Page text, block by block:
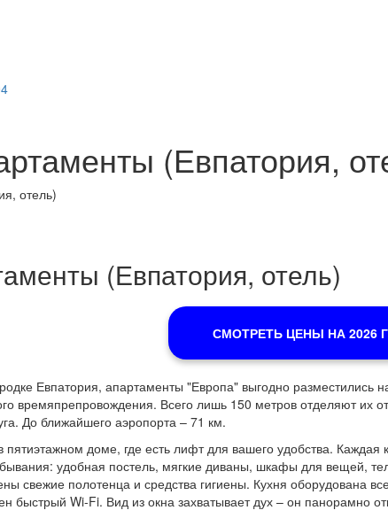
(Евпатория,
отель)
(Евпатория, отель)
СМОТРЕТЬ ЦЕНЫ НА 2026
Евпатория, апартаменты "Европа" выгодно разместились
времяпрепровождения. Всего лишь 150 метров отделяют их
До ближайшего аэропорта – 71 км.
доме, где есть лифт для вашего удобства.
удобная постель, мягкие диваны, шкафы для вещей,
свежие полотенца и средства гигиены. Кухня оборудована
быстрый Wi-Fi. Вид из окна захватывает дух – он панорамно